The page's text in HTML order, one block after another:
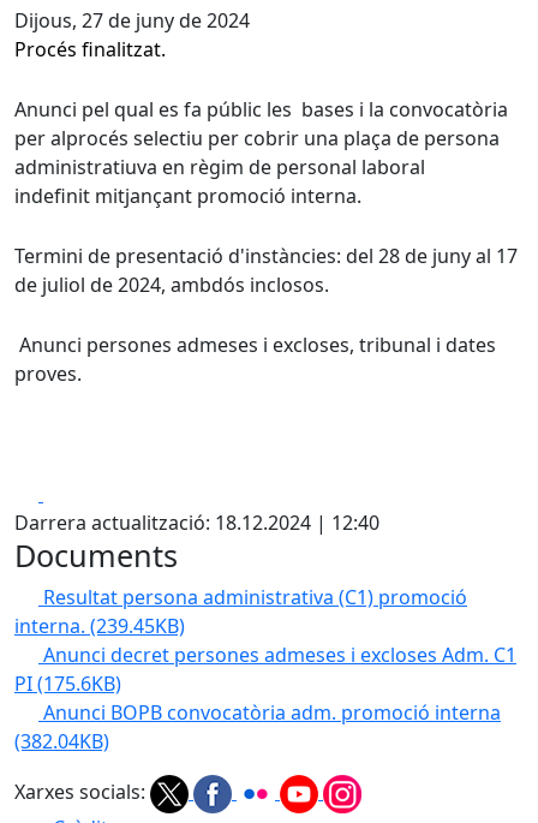
Dijous, 27 de juny de 2024
Procés finalitzat.
Anunci pel qual es fa públic les bases i la convocatòria
per alprocés selectiu per cobrir una plaça de persona
administratiuva en règim de personal laboral
indefinit mitjançant promoció interna.
Termini de presentació d'instàncies: del 28 de juny al 17
de juliol de 2024, ambdós inclosos.
Anunci persones admeses i excloses, tribunal i dates
proves.
Darrera actualització: 18.12.2024 | 12:40
Documents
Resultat persona administrativa (C1) promoció
interna. (239.45KB)
Anunci decret persones admeses i excloses Adm. C1
PI(175.6KB)
Anunci BOPB convocatòria adm. promoció interna
(382.04KB)
Xarxes socials: